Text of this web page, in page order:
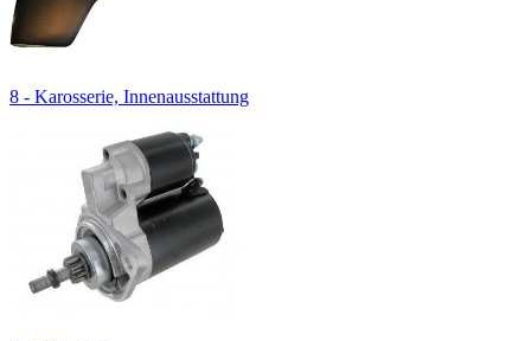
8 - Karosserie, Innenausstattung